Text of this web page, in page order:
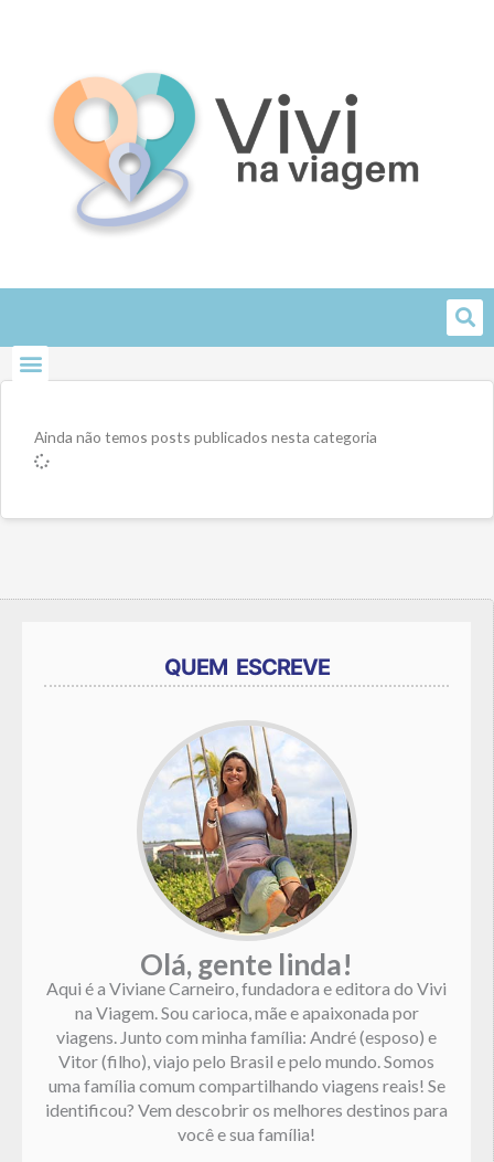
Ainda não temos posts publicados nesta categoria
QUEM ESCREVE
Olá, gente linda!
Aqui é a Viviane Carneiro, fundadora e editora do Vivi
na Viagem. Sou carioca, mãe e apaixonada por
viagens. Junto com minha família: André (esposo) e
Vitor (filho), viajo pelo Brasil e pelo mundo. Somos
uma família comum compartilhando viagens reais! Se
identificou? Vem descobrir os melhores destinos para
você e sua família!